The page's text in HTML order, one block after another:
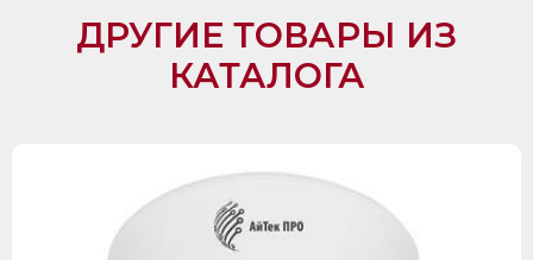
ДРУГИЕ ТОВАРЫ ИЗ
КАТАЛОГА